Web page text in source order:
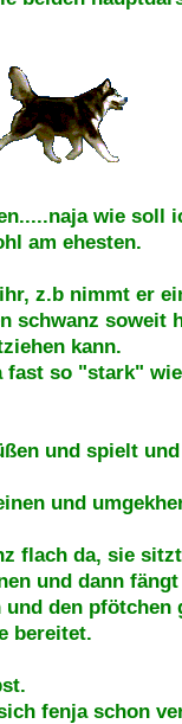
wie soll
am ehesten.
z.b nimmt er
schwanz soweit
kann.
fast so "stark"
und spielt
und
flach da, sie
und dann
den pfötchen
bereitet.
fenja schon